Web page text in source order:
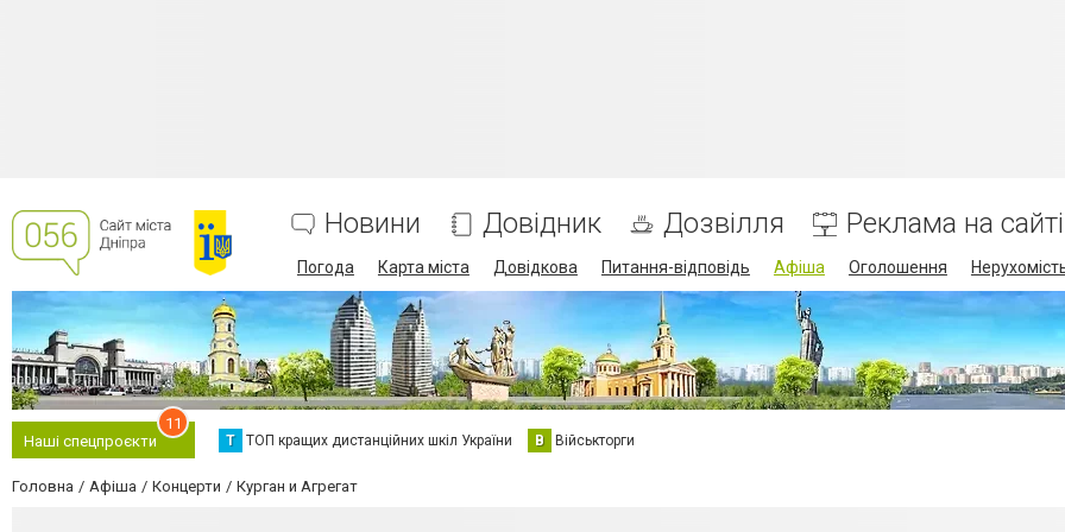
Новини Довідник Дозвілля Реклама на сайті
Погода Карта міста Довідкова Питання-відповідь Афіша Оголошення
Наші спецпроєкти
11
Т ТОП кращих дистанційних шкіл України В Військторги
Головна Афіша Концерти Курган и Агрегат